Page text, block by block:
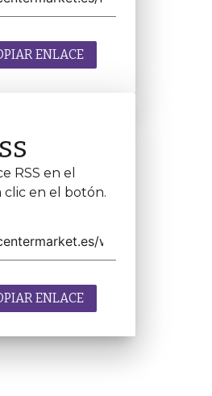
ENLACE
RSS en el
clic en el botón.
ENLACE